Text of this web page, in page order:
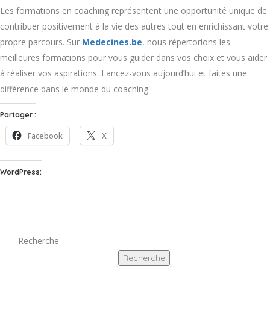
Les formations en coaching représentent une opportunité unique de
contribuer positivement à la vie des autres tout en enrichissant votre
propre parcours. Sur Medecines.be, nous répertorions les
meilleures formations pour vous guider dans vos choix et vous aider
à réaliser vos aspirations. Lancez-vous aujourd’hui et faites une
différence dans le monde du coaching.
Partager :
Facebook X
WordPress:
Recherche
Recherche